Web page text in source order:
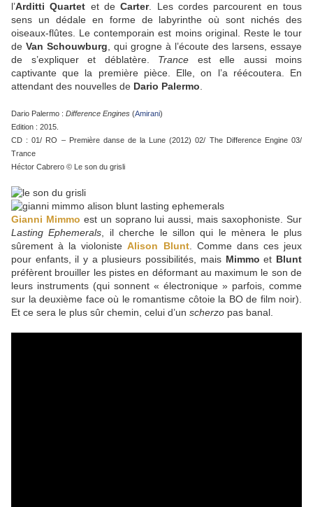
l’Arditti Quartet et deCarter. Les cordes parcourent en tous
sens un dédale en forme de labyrinthe où sont nichés des
oiseaux-flûtes. Le contemporain est moins original. Reste le tour
de Van Schouwburg , qui grogne à l’écoute des larsens, essaye
de s’expliquer et déblatère. Trance est elle aussi moins
captivante que la première pièce. Elle, on l’a réécoutera. En
attendant des nouvelles de Dario Palermo
Dario Palermo : Difference Engines (Amirani)
Edition : 2015.
CD : 01/ RO – Première danse de la Lune (2012) 02/ The Difference Engine 03/
Trance
Héctor Cabrero © Le son du grisli
Gianni Mimmo est un soprano lui aussi, mais saxophoniste. Sur
Lasting Ephemerals , il cherche le sillon qui le mènera le plus
sûrement à la violoniste Alison Blunt. Comme dans ces jeux
pour enfants, il y a plusieurs possibilités, mais Mimmo et Blunt
préfèrent brouiller les pistes en déformant au maximum le son de
leurs instruments (qui sonnent « électronique » parfois, comme
sur la deuxième face où le romantisme côtoie la BO de film noir).
Et ce sera le plus sûr chemin, celui d’un scherzo pas banal.